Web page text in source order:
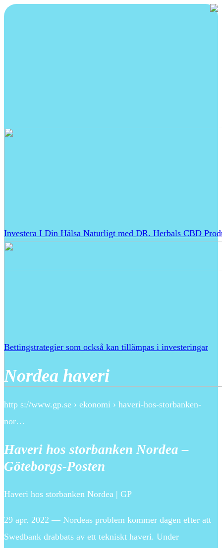
Investera I Din Hälsa Naturligt med DR. Herbals CBD
Bettingstrategier som också kan tillämpas i investeringar
Nordea haveri
http s://www.gp.se › ekonomi › haveri-hos-storbanken-
nor…
Haveri hos storbanken Nordea –
Göteborgs-Posten
Haveri hos storbanken Nordea | GP
29 apr. 2022 — Nordeas problem kommer dagen efter att
Swedbank drabbats av ett tekniskt haveri. Under